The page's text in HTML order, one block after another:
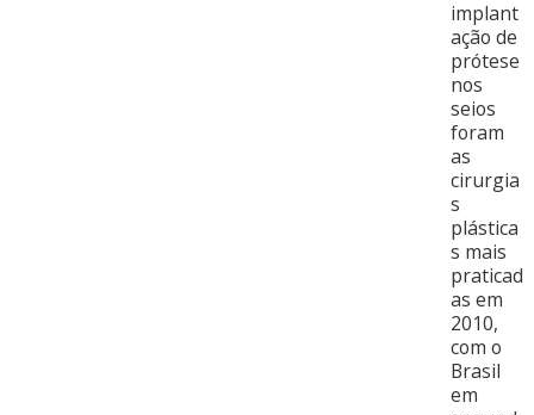
implant
ação de
prótese
nos
seios
foram
as
cirurgia
s
plástica
s mais
praticad
as em
2010,
com o
Brasil
em